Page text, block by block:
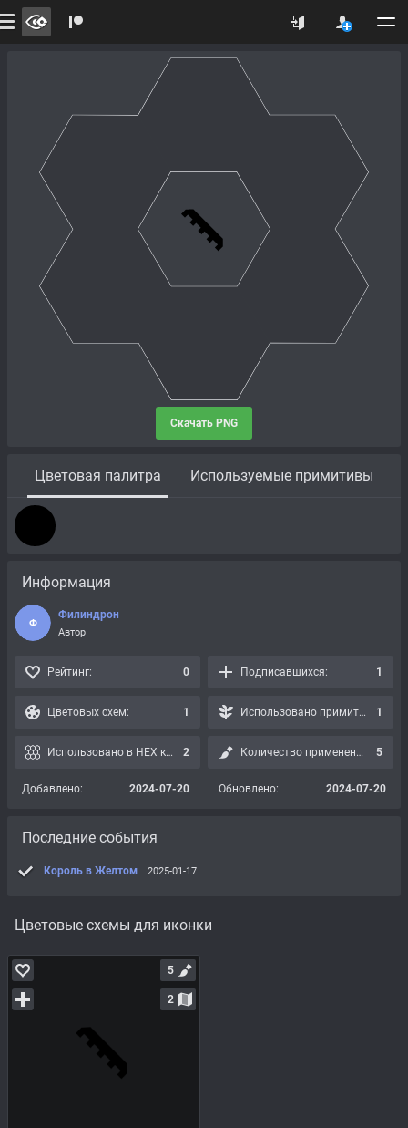
Скачать PNG
Цветовая палитра Используемые примитивы
Цветовые схемы для иконки
5
2
Информация
Ф
Филиндрон
Автор
Рейтинг: 0 Подписавшихся: 1
Цветовых схем: 1 Использовано примитивов: 1
Использовано в HEX картах: 2 Количество применений: 5
Добавлено: 2024-07-20 Обновлено: 2024-07-20
Последние события
Король в Желтом 2025-01-17